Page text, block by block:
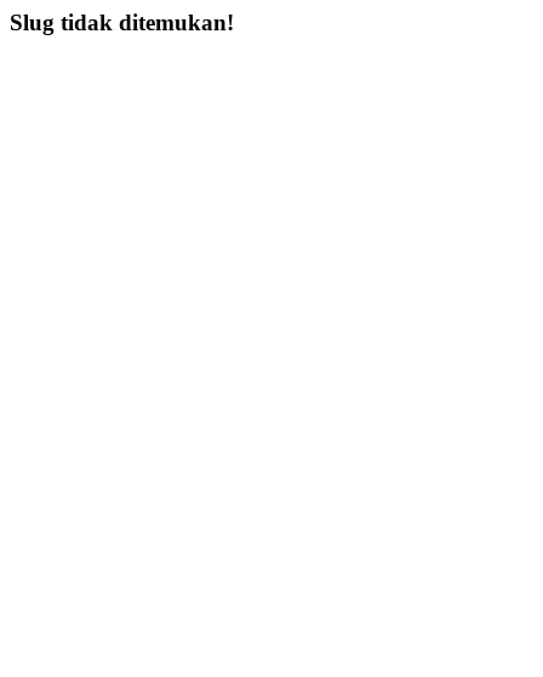
Slug tidak ditemukan!